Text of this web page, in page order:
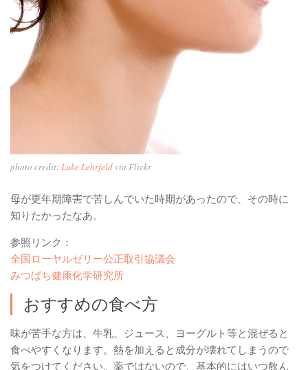
photo credit: Luke Lehrfeld via Flickr
母が更年期障害で苦しんでいた時期があったので、その時に
知りたかったなあ。
参照リンク：
全国ローヤルゼリー公正取引協議会
みつばち健康化学研究所
おすすめの食べ方
味が苦手な方は、牛乳、ジュース、ヨーグルト等と混ぜると
食べやすくなります。熱を加えると成分が壊れてしまうので
気をつけてください。薬ではないので、基本的にはいつ飲ん